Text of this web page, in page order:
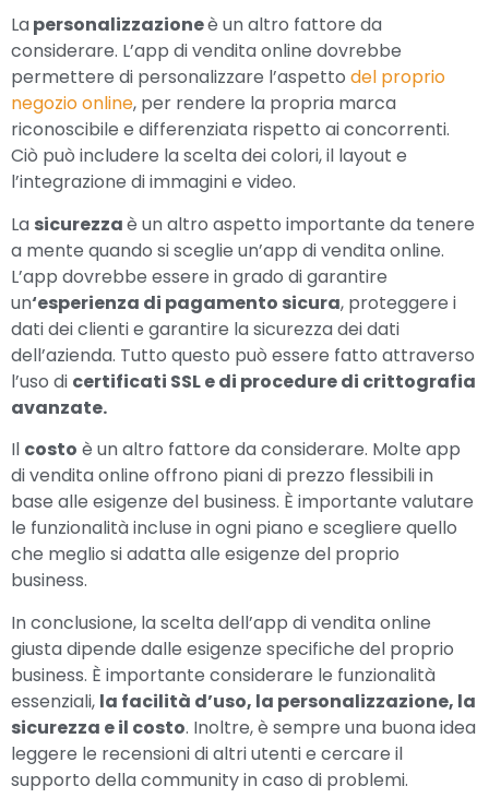
Lapersonalizzazioneè un altro fattore da
considerare. L’app di vendita online dovrebbe
permettere di personalizzare l’aspetto del proprio
negozio online, per rendere la propria marca
riconoscibile e differenziata rispetto ai concorrenti.
Ciò può includere la scelta dei colori, il layout e
l’integrazione di immagini e video.
La sicurezzaè un altro aspetto importante da tenere
a mente quando si sceglie un’app di vendita online.
L’app dovrebbe essere in grado di garantire
un‘esperienza di pagamento sicura, proteggere i
dati dei clienti e garantire la sicurezza dei dati
dell’azienda. Tutto questo può essere fatto attraverso
l’uso di certificati SSL e di procedure di crittografia
avanzate.
Il costo è un altro fattore da considerare. Molte app
di vendita online offrono piani di prezzo flessibili in
base alle esigenze del business. È importante valutare
le funzionalità incluse in ogni piano e scegliere quello
che meglio si adatta alle esigenze del proprio
business.
In conclusione, la scelta dell’app di vendita online
giusta dipende dalle esigenze specifiche del proprio
business. È importante considerare le funzionalità
essenziali, la facilità d’uso, la personalizzazione, la
sicurezza e il costo. Inoltre, è sempre una buona idea
leggere le recensioni di altri utenti e cercare il
supporto della community in caso di problemi.
Inserisci il tuo numero di telefono
e ti richiamiamo noi!